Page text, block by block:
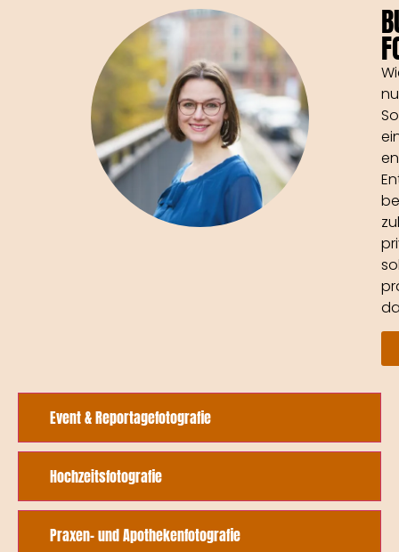
Event & Reportagefotografie
Hochzeitsfotografie
Praxen- und Apothekenfotografie